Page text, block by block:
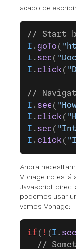
acabo de
// Start
I . goTo (
I . see (
I . click (
//
I . see (
I . click (
I . see (
I . click (
Ahora
Vonage no está
Javascript
podemos usar
vemos Vonage:
if ( ! ( I .
//